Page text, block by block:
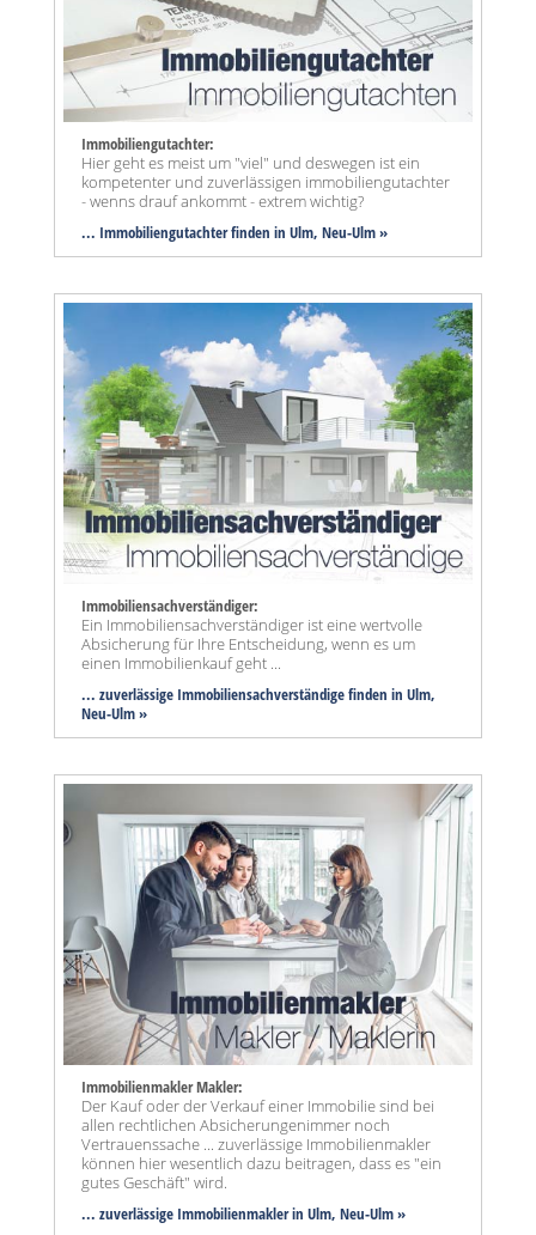
Immobiliengutachter:
Hier geht es meist um "viel" und deswegen ist ein
kompetenter und zuverlässigen immobiliengutachter
- wenns drauf ankommt - extrem wichtig?
... Immobiliengutachter finden in Ulm, Neu-Ulm »
Immobiliensachverständiger:
Ein Immobiliensachverständiger ist eine wertvolle
Absicherung für Ihre Entscheidung, wenn es um
einen Immobilienkauf geht ...
... zuverlässige Immobiliensachverständige finden in Ulm,
Neu-Ulm »
Immobilienmakler Makler:
Der Kauf oder der Verkauf einer Immobilie sind bei
allen rechtlichen Absicherungenimmer noch
Vertrauenssache ... zuverlässige Immobilienmakler
können hier wesentlich dazu beitragen, dass es "ein
gutes Geschäft" wird.
... zuverlässige Immobilienmakler in Ulm, Neu-Ulm »